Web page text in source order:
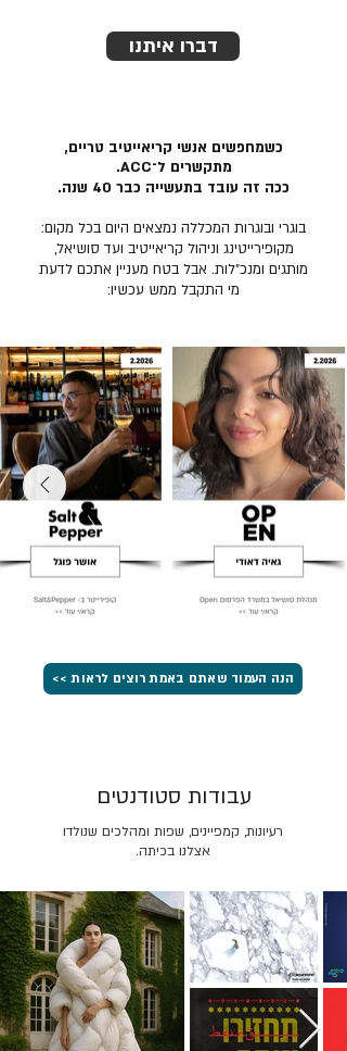
דברו איתנו
כשמחפשים אנשי קריאייטיב טריים,
מתקשרים ל־ACC.
ככה זה עובד בתעשייה כבר 40 שנה.
בוגרי ובוגרות המכללה נמצאים היום בכל מקום:
מקופירייטינג וניהול קריאייטיב ועד סושיאל,
מותגים ומנכ״לות. אבל בטח מעניין אתכם לדעת
מי התקבל ממש עכשיו:
הנה העמוד שאתם באמת רוצים לראות >>
רעיונות, קמפיינים, שפות ומהלכים שנולדו
אצלנו בכיתה.
עבודות סטודנטים